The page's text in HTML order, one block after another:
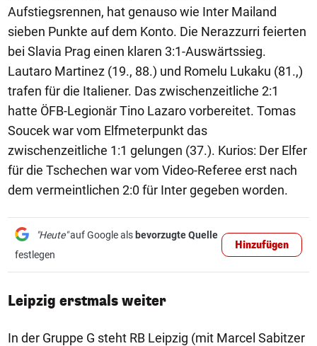
Aufstiegsrennen, hat genauso wie Inter Mailand
sieben Punkte auf dem Konto. Die Nerazzurri feierten
bei Slavia Prag einen klaren 3:1-Auswärtssieg.
Lautaro Martinez (19., 88.) und Romelu Lukaku (81.,)
trafen für die Italiener. Das zwischenzeitliche 2:1
hatte ÖFB-Legionär Tino Lazaro vorbereitet. Tomas
Soucek war vom Elfmeterpunkt das
zwischenzeitliche 1:1 gelungen (37.). Kurios: Der Elfer
für die Tschechen war vom Video-Referee erst nach
dem vermeintlichen 2:0 für Inter gegeben worden.
"Heute"auf Google als bevorzugte Quelle
festlegen
Hinzufügen
Leipzig erstmals weiter
In der Gruppe G steht RB Leipzig (mit Marcel Sabitzer